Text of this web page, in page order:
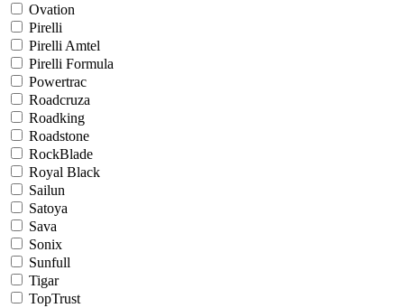
Ovation
Pirelli
Pirelli Amtel
Pirelli Formula
Powertrac
Roadcruza
Roadking
Roadstone
RockBlade
Royal Black
Sailun
Satoya
Sava
Sonix
Sunfull
Tigar
TopTrust